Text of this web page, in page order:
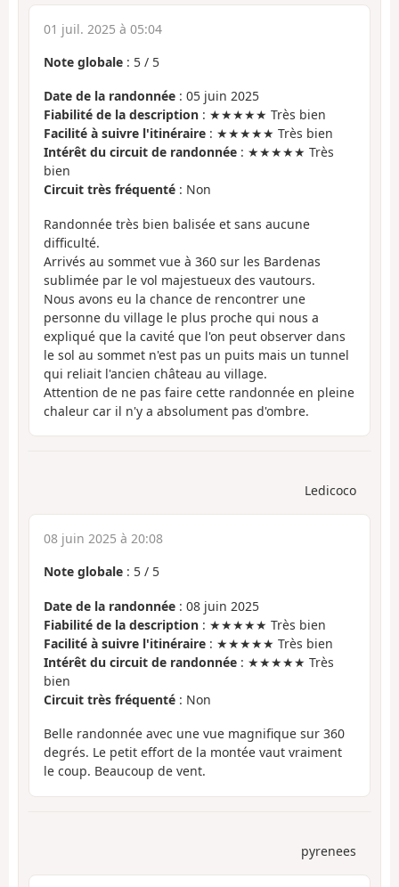
01 juil. 2025 à 05:04
Note globale : 5 / 5
Date de la randonnée : 05 juin 2025
Fiabilité de la description : ★★★★★ Très bien
Facilité à suivre l'itinéraire : ★★★★★ Très bien
Intérêt du circuit de randonnée : ★★★★★ Très
bien
Circuit très fréquenté : Non
Randonnée très bien balisée et sans aucune
difficulté.
Arrivés au sommet vue à 360 sur les Bardenas
sublimée par le vol majestueux des vautours.
Nous avons eu la chance de rencontrer une
personne du village le plus proche qui nous a
expliqué que la cavité que l'on peut observer dans
le sol au sommet n'est pas un puits mais un tunnel
qui reliait l'ancien château au village.
Attention de ne pas faire cette randonnée en pleine
chaleur car il n'y a absolument pas d'ombre.
Ledicoco
08 juin 2025 à 20:08
Note globale : 5 / 5
Date de la randonnée : 08 juin 2025
Fiabilité de la description : ★★★★★ Très bien
Facilité à suivre l'itinéraire : ★★★★★ Très bien
Intérêt du circuit de randonnée : ★★★★★ Très
bien
Circuit très fréquenté : Non
Belle randonnée avec une vue magnifique sur 360
degrés. Le petit effort de la montée vaut vraiment
le coup. Beaucoup de vent.
pyrenees